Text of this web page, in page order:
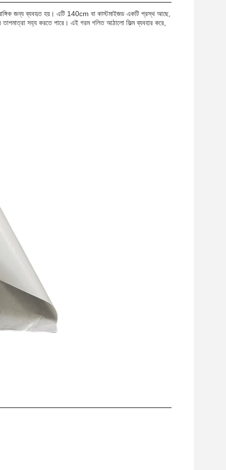
জন্য ব্যবহৃত হয়। এটি 140cm বা কাস্টমাইজড একটি প্রস্থ আছে,
সহ্য করতে পারে। এই গরম গলিত আঠালো ফিল্ম ব্যবহার করে,